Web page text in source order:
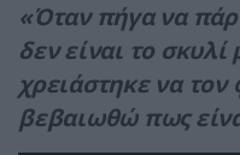
«Όταν πήγα να
δεν είναι το
χρειάστηκε να
βεβαιωθώ πως